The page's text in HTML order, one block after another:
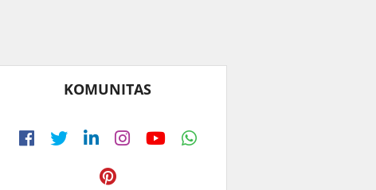
KOMUNITAS